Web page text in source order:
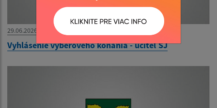
29.06.2026
Vyhlásenie výberového konania - učiteľ SJ